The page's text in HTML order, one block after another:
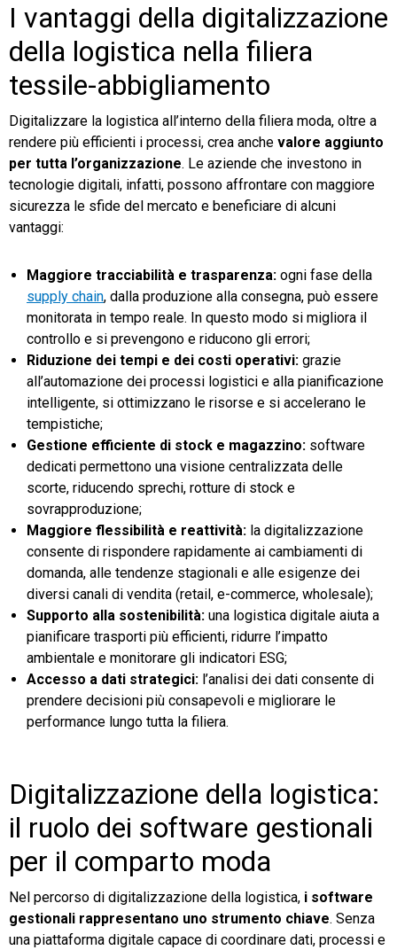
I vantaggi della digitalizzazione
della logistica nella filiera
tessile-abbigliamento
Digitalizzare la logistica all’interno della filiera moda, oltre a
rendere più efficienti i processi, crea anche valore aggiunto
per tutta l’organizzazione. Le aziende che investono in
tecnologie digitali, infatti, possono affrontare con maggiore
sicurezza le sfide del mercato e beneficiare di alcuni
vantaggi:
Maggiore tracciabilità e trasparenza: ogni fase della
supply chain, dalla produzione alla consegna, può essere
monitorata in tempo reale. In questo modo si migliora il
controllo e si prevengono e riducono gli errori;
Riduzione dei tempi e dei costi operativi: grazie
all’automazione dei processi logistici e alla pianificazione
intelligente, si ottimizzano le risorse e si accelerano le
tempistiche;
Gestione efficiente di stock e magazzino: software
dedicati permettono una visione centralizzata delle
scorte, riducendo sprechi, rotture di stock e
sovrapproduzione;
Maggiore flessibilità e reattività: la digitalizzazione
consente di rispondere rapidamente ai cambiamenti di
domanda, alle tendenze stagionali e alle esigenze dei
diversi canali di vendita (retail, e-commerce, wholesale);
Supporto alla sostenibilità: una logistica digitale aiuta a
pianificare trasporti più efficienti, ridurre l’impatto
ambientale e monitorare gli indicatori ESG;
Accesso a dati strategici: l’analisi dei dati consente di
prendere decisioni più consapevoli e migliorare le
performance lungo tutta la filiera.
Digitalizzazione della logistica:
il ruolo dei software gestionali
per il comparto moda
Nel percorso di digitalizzazione della logistica, i software
gestionali rappresentano uno strumento chiave. Senza
una piattaforma digitale capace di coordinare dati, processi e